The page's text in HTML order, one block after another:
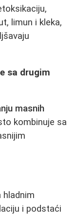
limun i kleka,
sa drugim
masnih
kombinuje sa
hladnim
i podstaći